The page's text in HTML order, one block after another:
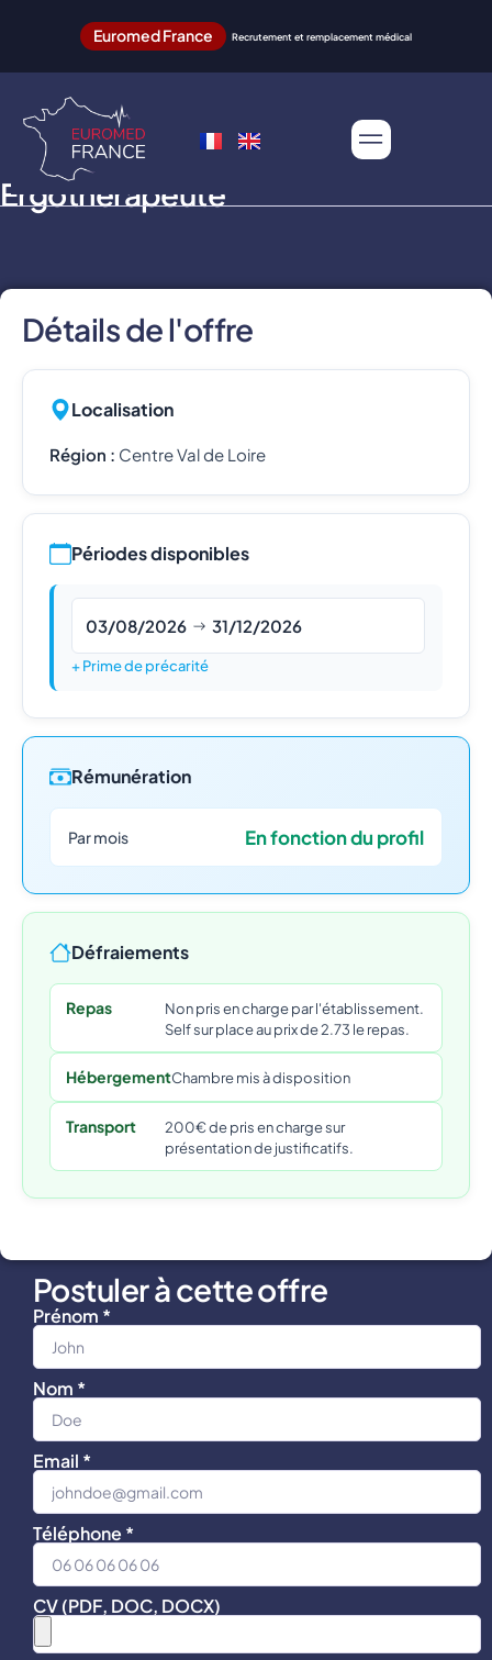
Euromed France Recrutement et remplacement médical
Ergothérapeute
Détails de l'offre
Localisation
Région : Centre Val de Loire
Périodes disponibles
03/08/2026 31/12/2026
+ Prime de précarité
Rémunération
Par mois En fonction du profil
Défraiements
Repas
Non pris en charge par l'établissement.
Self sur place au prix de 2.73 le repas.
HébergementChambre mis à disposition
Transport
200€ de pris en charge sur
présentation de justificatifs.
Postuler à cette offre
Prénom *
Nom *
Email *
Téléphone *
CV (PDF, DOC, DOCX)